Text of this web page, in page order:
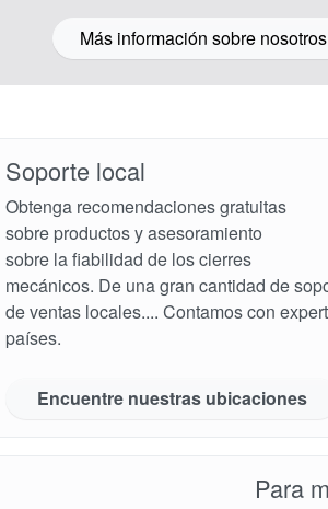
Más información sobre nosotros
Soporte local
Obtenga recomendaciones gratuitas
sobre productos y asesoramiento
sobre la fiabilidad de los cierres
mecánicos. De una gran cantidad de
de ventas locales.... Contamos con
países.
Encuentre nuestras ubicaciones
Para